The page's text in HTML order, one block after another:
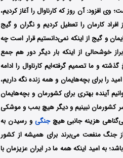
افزود: آن روز که کارناوال را آغاز کردیم،
کارمان را تعطیل کردیم و نگران و گیج
و گیج از اینکه نمی‌دانستیم قرار است چه
خوشحالی از اینکه بار دیگر دور هم جمع
و ما تصمیم گرفته‌ایم کارناوال را ادامه
را برای بچه‌هایمان و همه زنده نگه داریم،
آینده بهتری برای کشورمان و بچه‌هایمان
سر کشورمان نبینیم و دیگر هیچ بمب و موشکی
هزینه جانبی هیچجنگی و رسیدن به
جنگ منفعت می‌برند برای همیشه از کشور
به امید اینکه همه ما در ایران عزیزمان با